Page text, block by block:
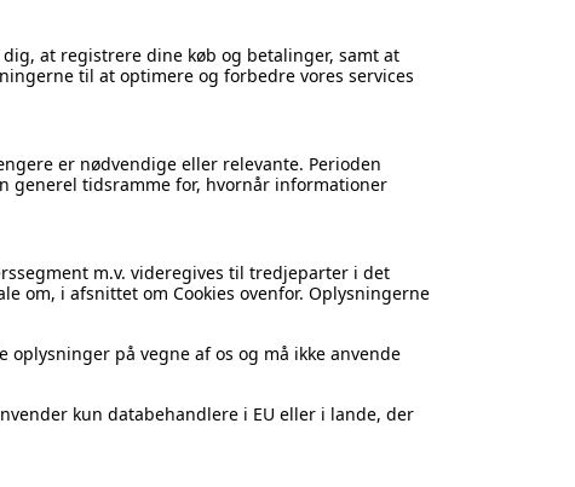
at registrere dine køb og betalinger, samt at
til at optimere og forbedre vores services
er nødvendige eller relevante. Perioden
generel tidsramme for, hvornår informationer
m.v. videregives til tredjeparter i det
om, i afsnittet om Cookies ovenfor. Oplysningerne
på vegne af os og må ikke anvende
kun databehandlere i EU eller i lande, der